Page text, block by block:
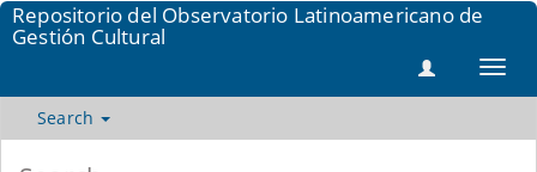
Repositorio del Observatorio Latinoamericano de
Gestión Cultural
Search